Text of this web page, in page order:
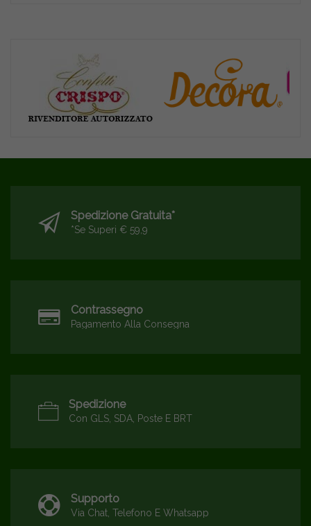
Spedizione Gratuita*
*se Superi € 59,9
Contrassegno
Pagamento Alla Consegna
Spedizione
Con GLS, SDA, Poste E BRT
Supporto
Via Chat, Telefono E Whatsapp